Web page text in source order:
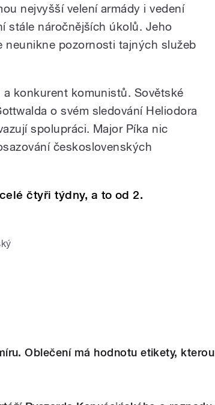
nejvyšší velení armády i vedení
stále náročnějších úkolů. Jeho
pozornosti tajných služeb
konkurent komunistů. Sovětské
o svém sledování Heliodora
spolupráci. Major Píka nic
československých
čtyři týdny, a to od 2.
Oblečení má hodnotu etikety, kterou